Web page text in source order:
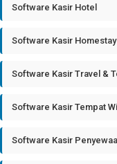
Software Kasir Hotel
Software Kasir
Software Kasir Travel &
Software Kasir Tempat
Software Kasir